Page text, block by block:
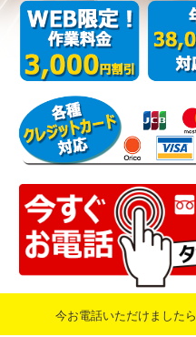
今お電話いただけましたら